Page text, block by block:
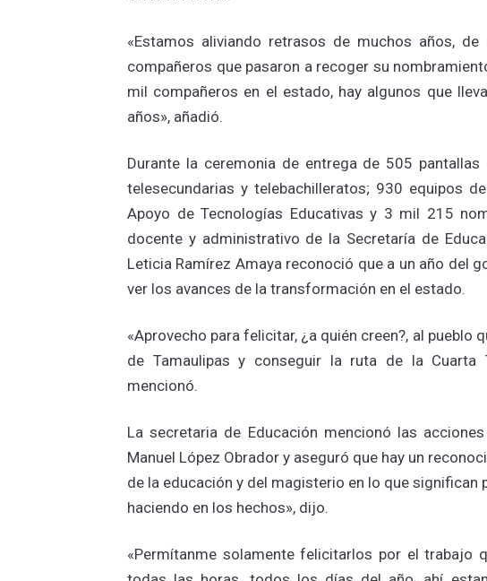
«Estamos aliviando retrasos de muchos años,
compañeros que pasaron a recoger su
mil compañeros en el estado, hay algunos que
años», añadió.
Durante la ceremonia de entrega de 505
telesecundarias y telebachilleratos; 930 equipos
Apoyo de Tecnologías Educativas y 3 mil 215
docente y administrativo de la Secretaría de
Leticia Ramírez Amaya reconoció que a un año del
ver los avances de la transformación en el estado.
«Aprovecho para felicitar, ¿a quién creen?, al pueblo
de Tamaulipas y conseguir la ruta de la Cuarta
mencionó.
La secretaria de Educación mencionó las
Manuel López Obrador y aseguró que hay un
de la educación y del magisterio en lo que
haciendo en los hechos», dijo.
«Permítanme solamente felicitarlos por el trabajo